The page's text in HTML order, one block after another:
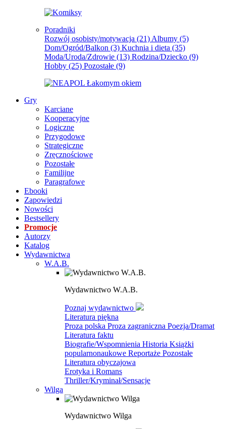
Poradniki
Rozwój osobisty/motywacja (21) Albumy (5)
Dom/Ogród/Balkon (3) Kuchnia i dieta (35)
Moda/Uroda/Zdrowie (13) Rodzina/Dziecko (9)
Hobby (25) Pozostałe (9)
Gry
Karciane
Kooperacyjne
Logiczne
Przygodowe
Strategiczne
Zręcznościowe
Pozostałe
Familijne
Paragrafowe
Ebooki
Zapowiedzi
Nowości
Bestsellery
Promocje
Autorzy
Katalog
Wydawnictwa
W.A.B.
Wydawnictwo W.A.B.
Poznaj wydawnictwo
Literatura piękna
Proza polska Proza zagraniczna Poezja/Dramat
Literatura faktu
Biografie/Wspomnienia Historia Książki
popularnonaukowe Reportaże Pozostałe
Literatura obyczajowa
Erotyka i Romans
Thriller/Kryminał/Sensacje
Wilga
Wydawnictwo Wilga